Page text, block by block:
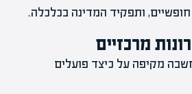
ותפקיד המדינה בכלכלה.
מרכזיים
מקיפה על כיצד פועלים